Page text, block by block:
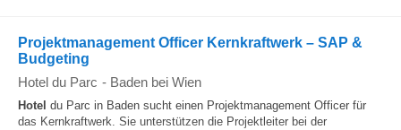
Projektmanagement Officer Kernkraftwerk – SAP &
Budgeting
Hotel du Parc - Baden bei Wien
Hotel du Parc in Baden sucht einen Projektmanagement Officer für
das Kernkraftwerk. Sie unterstützen die Projektleiter bei der